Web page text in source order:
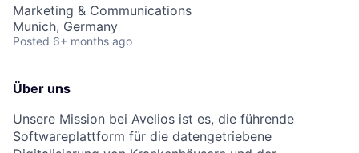
Marketing & Communications
Munich, Germany
Posted 6+ months ago
Über uns
Unsere Mission bei Avelios ist es, die führende
Softwareplattform für die datengetriebene